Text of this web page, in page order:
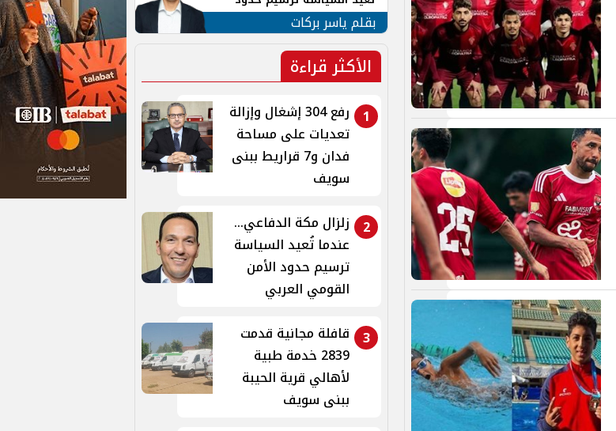
الأمن القومي العربي
بقلم ياسر بركات
الأكثر قراءة
1
رفع 304 إشغال وإزالة
تعديات على مساحة
فدان و7 قراريط ببنى
سويف
2
زلزال مكة الدفاعي...
عندما تُعيد السياسة
ترسيم حدود الأمن
القومي العربي
3 قافلة مجانية قدمت
2839 خدمة طبية
لأهالي قرية الحيبة
ببنى سويف